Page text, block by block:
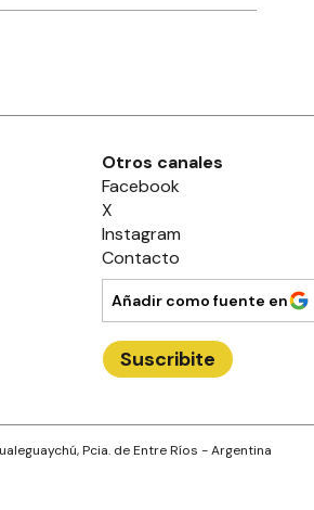
Otros canales
Facebook
X
Instagram
Contacto
Añadir como fuente en
Suscribite
, Pcia. de Entre Ríos - Argentina